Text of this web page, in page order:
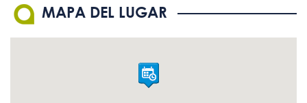
MAPA DEL LUGAR